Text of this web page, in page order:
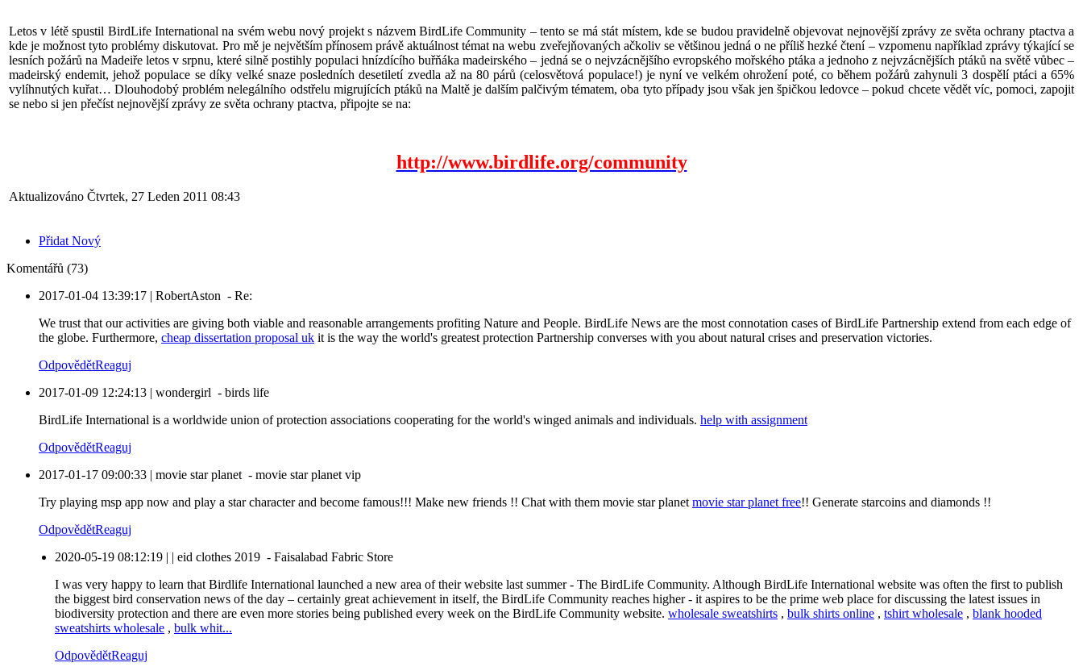
Letos v létě spustil BirdLife International na svém webu nový projekt s názvem BirdLife Community – tento se má stát místem, kde se budou pravidelně objevovat nejnovější zprávy ze světa ochrany ptactva a
kde je možnost tyto problémy diskutovat. Pro mě je největším přínosem právě aktuálnost témat na webu zveřejňovaných ačkoliv se většinou jedná o ne příliš hezké čtení – vzpomenu například zprávy týkající se
lesních požárů na Madeiře letos v srpnu, které silně postihly populaci hnízdícího buřňáka madeirského – jedná se o nejvzácnějšího evropského mořského ptáka a jednoho z nejvzácnějších ptáků na světě vůbec –
madeirský endemit, jehož populace se díky velké snaze posledních desetiletí zvedla až na 80 párů (celosvětová populace!) je nyní ve velkém ohrožení poté, co během požárů zahynuli 3 dospělí ptáci a 65%
vylíhnutých kuřat… Dlouhodobý problém nelegálního odstřelu migrujících ptáků na Maltě je dalším palčivým tématem, oba tyto případy jsou však jen špičkou ledovce – pokud chcete vědět víc, pomoci, zapojit
se nebo si jen přečíst nejnovější zprávy ze světa ochrany ptactva, připojte se na:
http://www.birdlife.org/community
Aktualizováno Čtvrtek, 27 Leden 2011 08:43
Přidat Nový
Komentářů (73)
2017-01-04 13:39:17 | RobertAston - Re:
We trust that our activities are giving both viable and reasonable arrangements profiting Nature and People. BirdLife News are the most connotation cases of BirdLife Partnership extend from each edge of
the globe. Furthermore, cheap dissertation proposal uk it is the way the world's greatest protection Partnership converses with you about natural crises and preservation victories.
OdpovědětReaguj
2017-01-09 12:24:13 | wondergirl - birds life
BirdLife International is a worldwide union of protection associations cooperating for the world's winged animals and individuals. help with assignment
OdpovědětReaguj
2017-01-17 09:00:33 | movie star planet - movie star planet vip
Try playing msp app now and play a star character and become famous!!! Make new friends !! Chat with them movie star planet movie star planet free!! Generate starcoins and diamonds !!
OdpovědětReaguj
2020-05-19 08:12:19 | | eid clothes 2019 - Faisalabad Fabric Store
I was very happy to learn that Birdlife International launched a new area of their website last summer - The BirdLife Community. Although BirdLife International website was often the first to publish
the biggest bird conservation news of the day – certainly great achievement in itself, the BirdLife Community reaches higher - it aspires to be the prime web place for discussing the latest issues in
biodiversity protection and there are even more stories being published every week on the BirdLife Community website. wholesale sweatshirts , bulk shirts online , tshirt wholesale , blank hooded
sweatshirts wholesale , bulk whit...
OdpovědětReaguj